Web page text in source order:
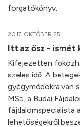
forgatókönyv.
2017. OKTÓBER 25.
Itt az ősz - ismét
Kifejezetten
szeles idő. A
gyógymódokra van
MSc, a Budai
fájdalomspecialista
lehetőségekről